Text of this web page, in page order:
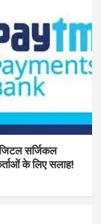
सर्जिकल
के लिए सलाह!